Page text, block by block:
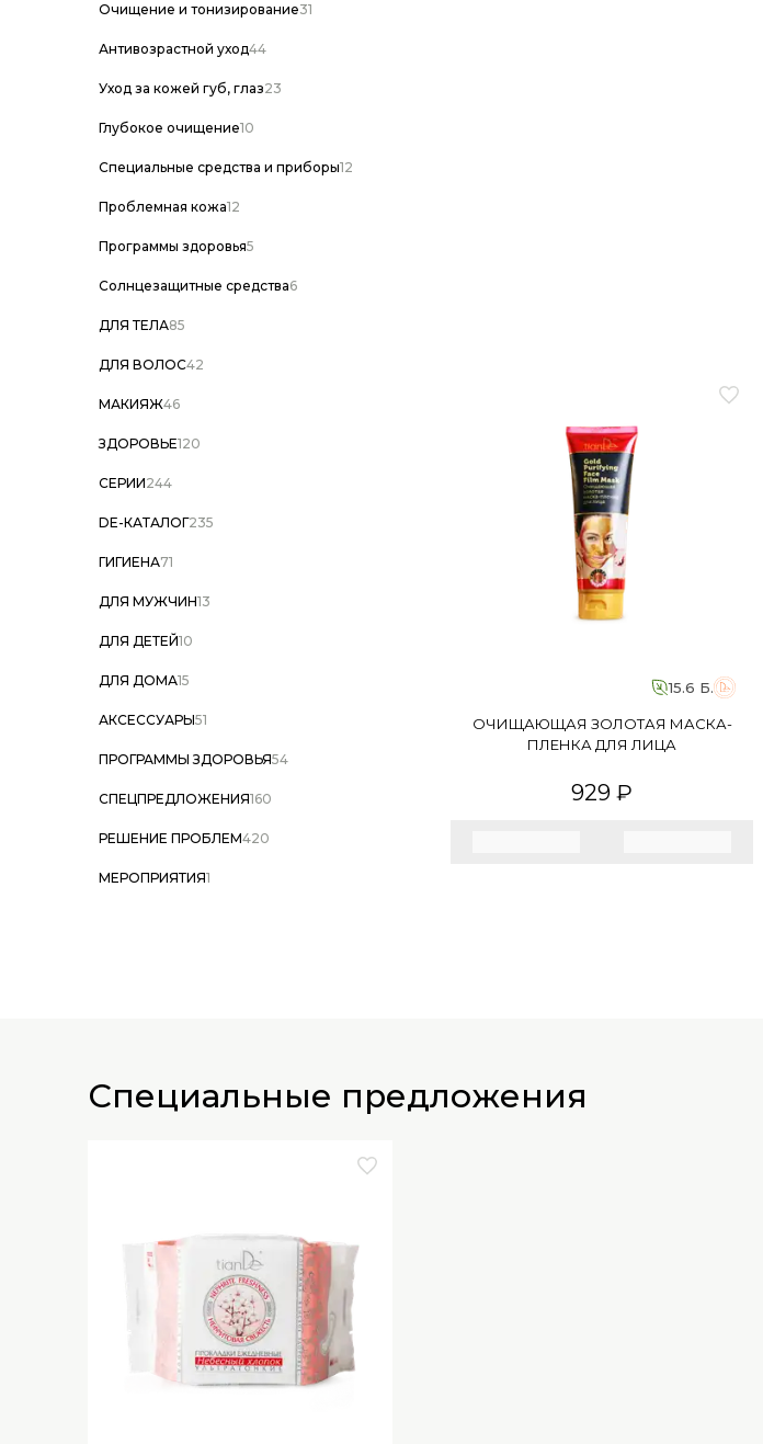
Очищение и тонизирование31
Антивозрастной уход44
Уход за кожей губ, глаз23
Глубокое очищение10
Специальные средства и приборы12
Проблемная кожа12
Программы здоровья5
Солнцезащитные средства6
ДЛЯ ТЕЛА85
ДЛЯ ВОЛОС42
МАКИЯЖ46
ЗДОРОВЬЕ120
СЕРИИ244
DE-КАТАЛОГ235
ГИГИЕНА71
ДЛЯ МУЖЧИН13
ДЛЯ ДЕТЕЙ10
ДЛЯ ДОМА15
АКСЕССУАРЫ51
ПРОГРАММЫ ЗДОРОВЬЯ54
СПЕЦПРЕДЛОЖЕНИЯ160
РЕШЕНИЕ ПРОБЛЕМ420
МЕРОПРИЯТИЯ1
15.6 Б.
ОЧИЩАЮЩАЯ ЗОЛОТАЯ МАСКА-
ПЛЕНКА ДЛЯ ЛИЦА
929 ₽
специальные предложения